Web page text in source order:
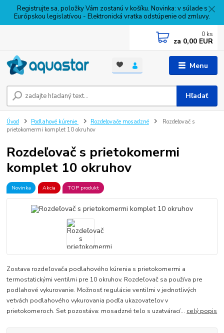
Registrujte sa, položky Vám zostanú v košíku. Novinka: v súlade s
Európskou legislatívou - Elektronická vratka odstúpenie od zmluvy.
Menu
Hľadať
0 ks
za 0,00 EUR
Úvod Podlahové kúrenie Rozdeľovače mosadzné
Rozdeľovač s
prietokomermi komplet 10 okruhov
Rozdeľovač s prietokomermi
komplet 10 okruhov
Novinka Akcia TOP produkt
Zostava rozdeľovača podlahového kúrenia s prietokomermi a
termostatickými ventilmi pre 10 okruhov. Rozdeľovač sa používa pre
podlahové vykurovanie. Možnosť regulácie ventilmi v jednotlivých
vetvách podlahového vykurovania podľa ukazovateľov v
prietokomeroch. Set pozostáva: mosadzné telo s uzatvárací... celý popis